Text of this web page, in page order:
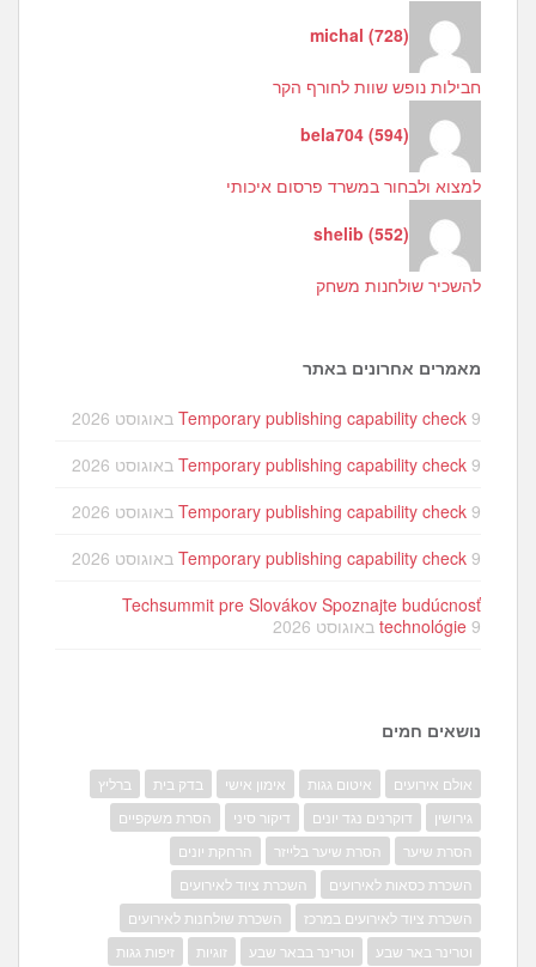
michal (728)
חבילות נופש שוות לחורף הקר
bela704 (594)
למצוא ולבחור במשרד פרסום איכותי
shelib (552)
להשכיר שולחנות משחק
מאמרים אחרונים באתר
Temporary publishing capability check 9 באוגוסט 2026
Temporary publishing capability check 9 באוגוסט 2026
Temporary publishing capability check 9 באוגוסט 2026
Temporary publishing capability check 9 באוגוסט 2026
Techsummit pre Slovákov Spoznajte budúcnosť
technológie 9 באוגוסט 2026
נושאים חמים
אולם אירועים איטום גגות אימון אישי בדק בית
ברליץ
גירושין
דוקרנים נגד יונים דיקור סיני
הסרת משקפיים
הסרת שיער
הסרת שיער בלייזר
הרחקת יונים
השכרת כסאות לאירועים
השכרת ציוד לאירועים
השכרת ציוד לאירועים במרכז
השכרת שולחנות לאירועים
וטרינר באר שבע
וטרינר בבאר שבע זוגיות זיפות גגות